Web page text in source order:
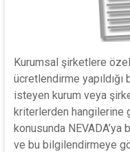
Kurumsal şirketlere
ücretlendirme
isteyen kurum veya
kriterlerden hangilerine
konusunda
ve bu bilgilendirmeye